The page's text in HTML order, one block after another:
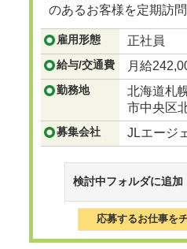
のあるお客様を定期訪
ングや提案を行います。
...つづきを見る
雇用形態 正社員
給与/交通費 月給
勤務地
北海道札
市中央区
募集会社 JLエージ
検討中フォルダに追加
応募するお仕事を